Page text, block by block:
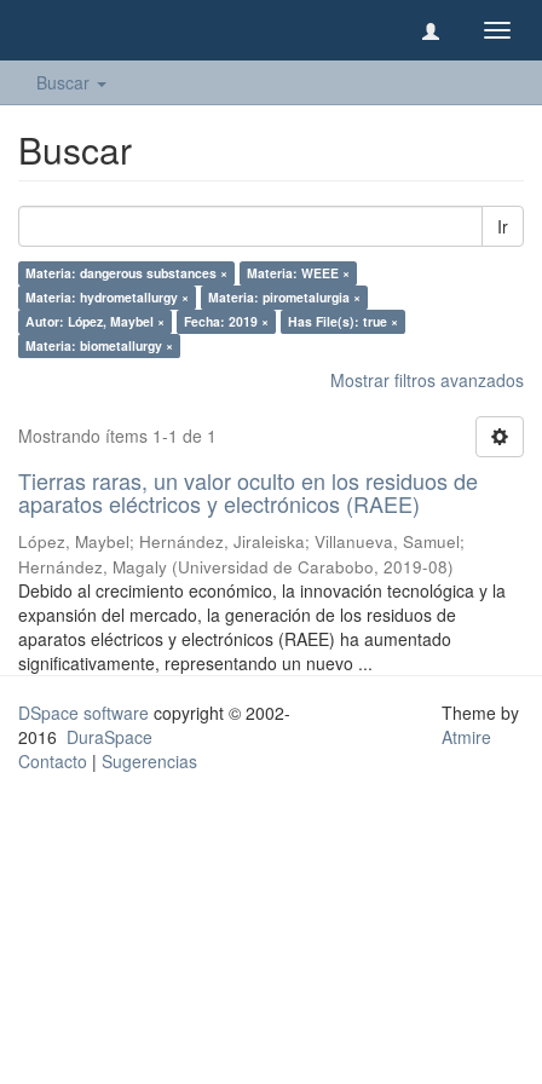
Buscar
Buscar
Ir
Materia: dangerous substances ×
Materia: WEEE ×
Materia: hydrometallurgy ×
Materia: pirometalurgia ×
Autor: López, Maybel ×
Fecha: 2019 ×
Has File(s): true ×
Materia: biometallurgy ×
Mostrar filtros avanzados
Mostrando ítems 1-1 de 1
Tierras raras, un valor oculto en los residuos de
aparatos eléctricos y electrónicos (RAEE)
López, Maybel; Hernández, Jiraleiska; Villanueva, Samuel;
Hernández, Magaly (Universidad de Carabobo, 2019-08)
Debido al crecimiento económico, la innovación tecnológica y la
expansión del mercado, la generación de los residuos de
aparatos eléctricos y electrónicos (RAEE) ha aumentado
significativamente, representando un nuevo ...
DSpace software copyright © 2002-
2016 DuraSpace
Contacto | Sugerencias
Theme by
Atmire